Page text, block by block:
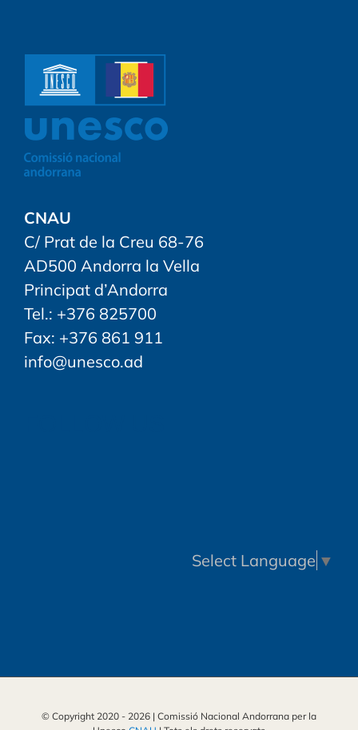
CNAU
C/ Prat de la Creu 68-76
AD500 Andorra la Vella
Principat d’Andorra
Tel.: +376 825700
Fax: +376 861 911
info@unesco.ad
Select Language ▼
© Copyright 2020 - 2026 | Comissió Nacional Andorrana per la